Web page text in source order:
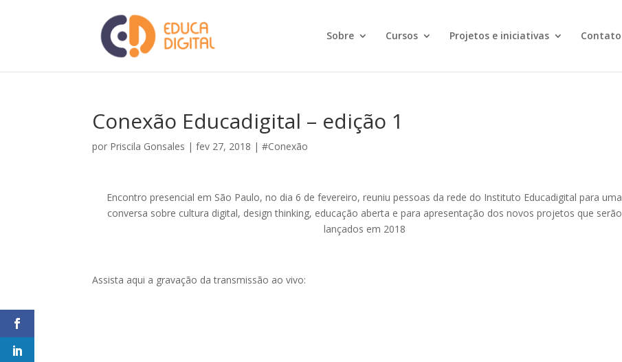
Sobre Cursos Projetos e iniciativas Contato
Conexão Educadigital – edição 1
por Priscila Gonsales |fev 27, 2018 |#Conexão
Encontro presencial em São Paulo, no dia 6 de fevereiro, reuniu pessoas da rede do Instituto Educadigital para uma
conversa sobre cultura digital, design thinking, educação aberta e para apresentação dos novos projetos que serão
lançados em 2018
Assista aqui a gravação da transmissão ao vivo: